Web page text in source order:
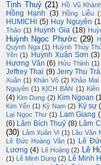
Tịnh Thuỷ (21) Hồ Vũ
Hồng Hạnh (3) Hồng Liễu
HUMICHI
(5) Huy Nguyên
Thảo (1) Huỳnh Gia (18)
Huỳnh Ngọc Phước (29)
Quỳnh Nga (1) Huỳnh Thúy
Yên (1) Huỳnh Xuân Sơn (3)
Hương Văn (6) Hửu Thỉnh (1)
Jeffrey Thai (9) Jerry Thu Trà
Xuân (1) Khán Võ (2) Khảo Mai
Nguyên (1) KỊCH BẢN (1)
(4) Kim Dung (2) Kim Ngoan
Kim Yến (1) Kỳ Nam (2) Ký sự
Lại Ngọc Thư (1) Lam Giang
(6) Lâm Bích Thuỷ (8) Lâm
(30) Lâm Xuân Vi (1) Lâu Văn
Lê Đức Hoàng Vân (1) Lê
Lương (4) Lê Hoàng (2) Lê
(1) Lê Minh Dung (2) Lê Minh